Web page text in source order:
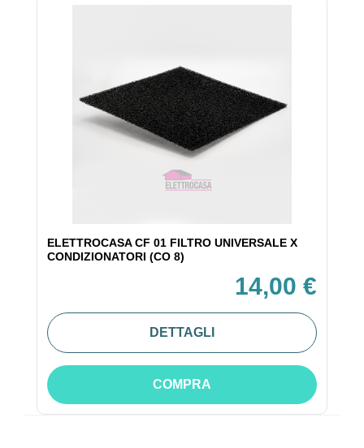
ELETTROCASA CF 01 FILTRO UNIVERSALE X
CONDIZIONATORI (CO 8)
14,00 €
DETTAGLI
COMPRA